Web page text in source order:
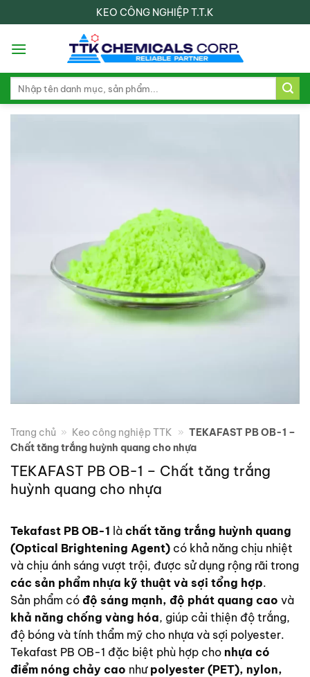
to
content
KEO CÔNG NGHIỆP T.T.K
Trang chủ » Keo công nghiệp TTK » TEKAFAST PB OB-1 –
Chất tăng trắng huỳnh quang cho nhựa
TEKAFAST PB OB-1 – Chất tăng trắng
huỳnh quang cho nhựa
Tekafast PB OB-1 là chất tăng trắng huỳnh quang
(Optical Brightening Agent) có khả năng chịu nhiệt
và chịu ánh sáng vượt trội, được sử dụng rộng rãi trong
các sản phẩm nhựa kỹ thuật và sợi tổng hợp.
Sản phẩm có độ sáng mạnh, độ phát quang cao và
khả năng chống vàng hóa, giúp cải thiện độ trắng,
độ bóng và tính thẩm mỹ cho nhựa và sợi polyester.
Tekafast PB OB-1 đặc biệt phù hợp cho nhựa có
điểm nóng chảy cao như polyester (PET), nylon,